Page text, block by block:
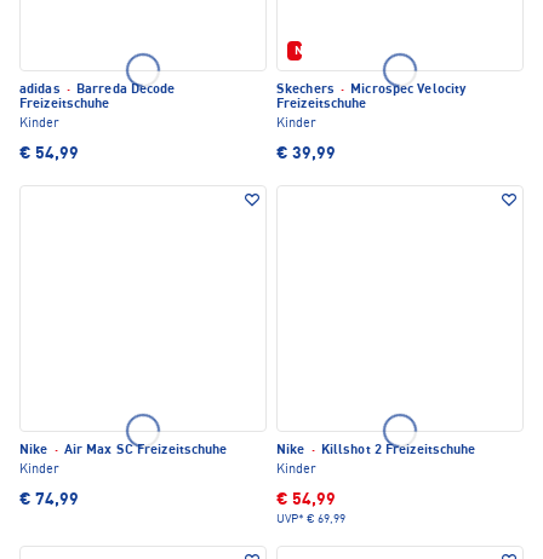
adidas · Barreda Decode
Freizeitschuhe
Kinder
€ 54,99
Neu
Skechers · Microspec Velocity
Freizeitschuhe
Kinder
€ 39,99
Nike · Air Max SC Freizeitschuhe
Kinder
€ 74,99
Nike · Killshot 2 Freizeitschuhe
Kinder
€ 54,99
UVP* € 69,99